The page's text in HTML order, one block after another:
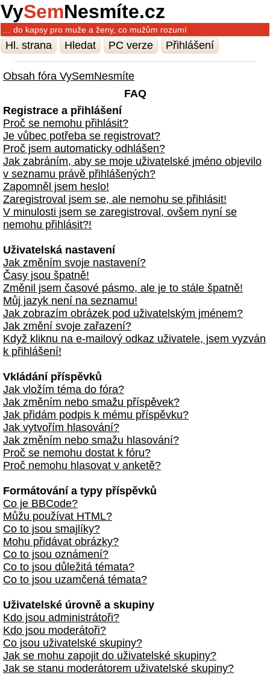
VySemNesmíte.cz
… do kapsy pro muže a ženy, co mužům rozumí
Hl. strana Hledat PC verze Přihlášení
Obsah fóra VySemNesmíte
FAQ
Registrace a přihlášení
Proč se nemohu přihlásit?
Je vůbec potřeba se registrovat?
Proč jsem automaticky odhlášen?
Jak zabráním, aby se moje uživatelské jméno objevilo
v seznamu právě přihlášených?
Zapomněl jsem heslo!
Zaregistroval jsem se, ale nemohu se přihlásit!
V minulosti jsem se zaregistroval, ovšem nyní se
nemohu přihlásit?!
Uživatelská nastavení
Jak změním svoje nastavení?
Časy jsou špatně!
Změnil jsem časové pásmo, ale je to stále špatně!
Můj jazyk není na seznamu!
Jak zobrazím obrázek pod uživatelským jménem?
Jak změní svoje zařazení?
Když kliknu na e-mailový odkaz uživatele, jsem vyzván
k přihlášení!
Vkládání příspěvků
Jak vložím téma do fóra?
Jak změním nebo smažu příspěvek?
Jak přidám podpis k mému příspěvku?
Jak vytvořím hlasování?
Jak změním nebo smažu hlasování?
Proč se nemohu dostat k fóru?
Proč nemohu hlasovat v anketě?
Formátování a typy příspěvků
Co je BBCode?
Můžu používat HTML?
Co to jsou smajlíky?
Mohu přidávat obrázky?
Co to jsou oznámení?
Co to jsou důležitá témata?
Co to jsou uzamčená témata?
Uživatelské úrovně a skupiny
Kdo jsou administrátoři?
Kdo jsou moderátoři?
Co jsou uživatelské skupiny?
Jak se mohu zapojit do uživatelské skupiny?
Jak se stanu moderátorem uživatelské skupiny?